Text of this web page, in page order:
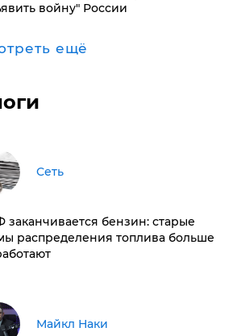
войну" России
ещё
Сеть
заканчивается бензин: старые
распределения топлива больше
Майкл Наки